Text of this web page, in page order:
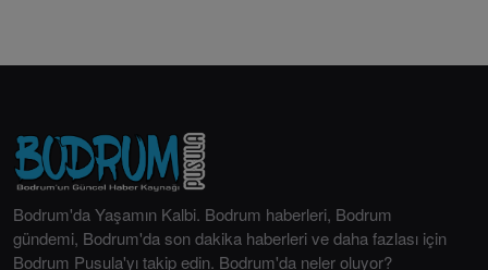
Bodrum'da Yaşamın Kalbi. Bodrum haberleri, Bodrum
gündemi, Bodrum'da son dakika haberleri ve daha fazlası için
Bodrum Pusula'yı takip edin. Bodrum'da neler oluyor?